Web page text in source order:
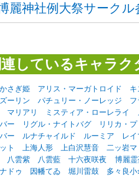
麗神社例大祭サーク
連しているキャラク
さぎ姫 アリス・マーガトロイド
ーリン パチュリー・ノーレッジ
マリアリ ミスティア・ローレライ
ー リグル・ナイトバグ
リリカ・
ー ルナチャイルド ルーミア
レ
ト 上海人形 上白沢慧音
二ッ岩
八雲紫 八雲藍 十六夜咲夜
博麗霊
ドゥ 因幡てゐ 堀川雷鼓
多々良小